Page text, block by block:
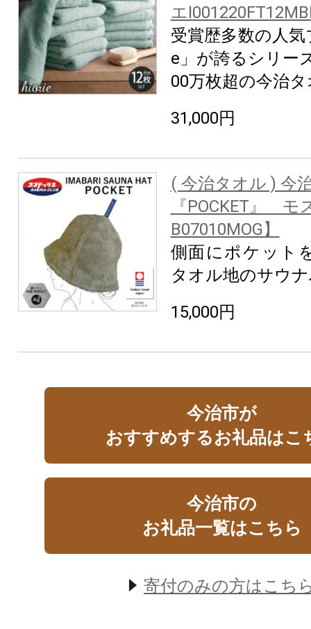
エ
受賞歴多数の人
e」が誇るシリー
00万枚超の今治
31,000円
( 今治タオル ) 今
『POCKET』
B07010MOG】
側面にポケット
タオル地のサウ
15,000円
今治市が
おすすめするお礼品はこ
今治市の
お礼品一覧はこちら
寄付のみの方はこち